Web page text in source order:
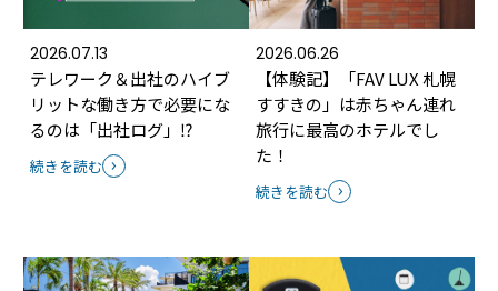
2026.07.13
テレワーク＆出社のハイブ
リットな働き方で必要にな
るのは「出社ログ」⁉
続きを読む
2026.06.26
【体験記】「FAV LUX 札幌
すすきの」は赤ちゃん連れ
旅行に最高のホテルでし
た！
続きを読む